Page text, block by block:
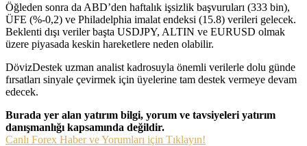
Öğleden sonra da ABD’den haftalık işsizlik başvuruları (333 bin),
ÜFE (%-0,2) ve Philadelphia imalat endeksi (15.8) verileri gelecek.
Beklenti dışı veriler başta USDJPY, ALTIN ve EURUSD olmak
üzere piyasada keskin hareketlere neden olabilir.
DövizDestek uzman analist kadrosuyla önemli verilerle dolu günde
fırsatları sinyale çevirmek için üyelerine tam destek vermeye devam
edecek.
Burada yer alan yatırım bilgi, yorum ve tavsiyeleri yatırım
danışmanlığı kapsamında değildir.
Canlı Forex Haber ve Yorumları için Tıklayın!